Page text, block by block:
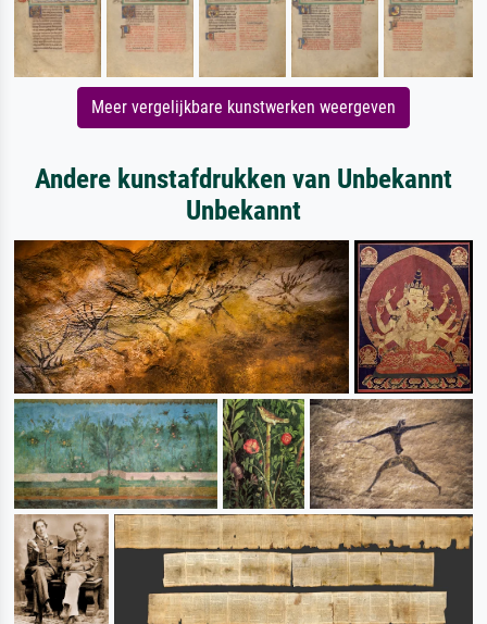
Meer vergelijkbare kunstwerken weergeven
Andere kunstafdrukken van Unbekannt
Unbekannt